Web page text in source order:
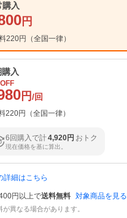
購入
円
220円（全国一律）
入
円/回
220円（全国一律）
6回購入で計4,920円 おトク
現在価格を基に算出。
詳細はこちら
円以上で送料無料 対象商品を見る
異なる場合があります。